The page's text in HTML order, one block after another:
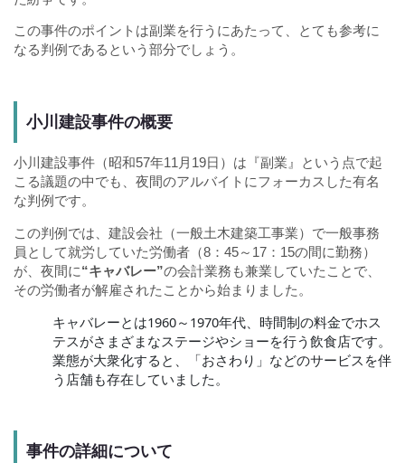
この事件のポイントは副業を行うにあたって、とても参考に
なる判例であるという部分でしょう。
小川建設事件の概要
小川建設事件（昭和57年11月19日）は『副業』という点で起
こる議題の中でも、夜間のアルバイトにフォーカスした有名
な判例です。
この判例では、建設会社（一般土木建築工事業）で一般事務
員として就労していた労働者（8：45～17：15の間に勤務）
が、夜間に“キャバレー”の会計業務も兼業していたことで、
その労働者が解雇されたことから始まりました。
キャバレーとは1960～1970年代、時間制の料金でホス
テスがさまざまなステージやショーを行う飲食店です。
業態が大衆化すると、「おさわり」などのサービスを伴
う店舗も存在していました。
事件の詳細について